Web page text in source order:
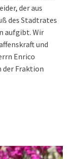
der aus
des Stadtrates
aufgibt. Wir
und
Enrico
der Fraktion